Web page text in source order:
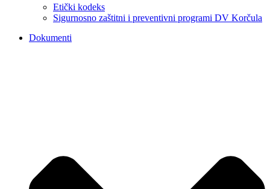
Etički kodeks
Sigurnosno zaštitni i preventivni programi DV Korčula
Dokumenti